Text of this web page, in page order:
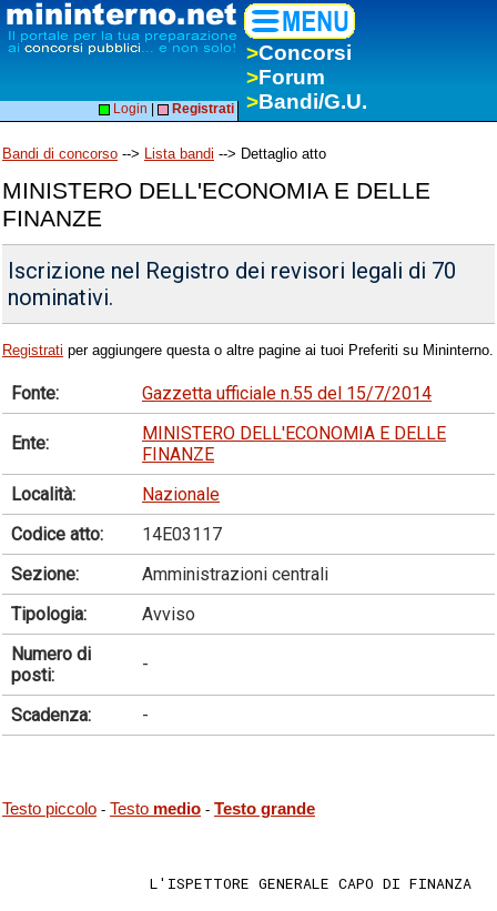
>Concorsi
>Forum
>Bandi/G.U.
Login Registrati
Bandi di concorso --> Lista bandi --> Dettaglio atto
MINISTERO DELL'ECONOMIA E DELLE
FINANZE
Iscrizione nel Registro dei revisori legali di 70
nominativi.
Registrati per aggiungere questa o altre pagine ai tuoi Preferiti su Mininterno.
Fonte: Gazzetta ufficiale n.55 del 15/7/2014
Ente:
MINISTERO DELL'ECONOMIA E DELLE
FINANZE
Località:
Nazionale
Codice atto:
14E03117
Sezione:
Amministrazioni centrali
Tipologia:
Avviso
Numero di
posti:
-
Scadenza: -
Testo piccolo - Testo medio - Testo grande
                L'ISPETTORE GENERALE CAPO DI FINANZA